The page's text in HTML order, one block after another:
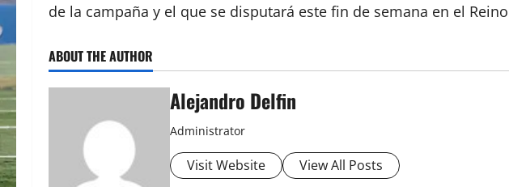
de la campaña y el que se disputará este fin de semana en el
ABOUT THE AUTHOR
Alejandro Delfin
Administrator
Visit Website View All Posts